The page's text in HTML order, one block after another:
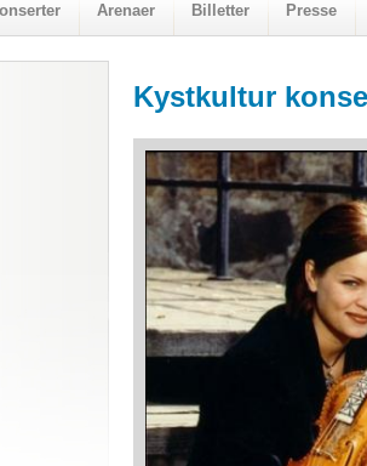
Arenaer Billetter Presse
Visningskatalogen 2018
Kystkultur